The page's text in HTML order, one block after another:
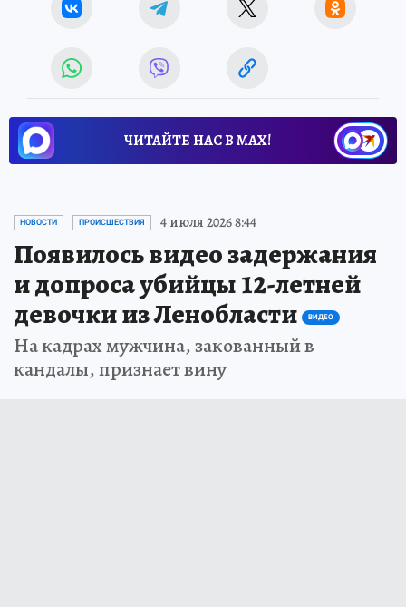
ЧИТАЙТЕ НАС В МАХ!
НОВОСТИ ПРОИСШЕСТВИЯ 4 июля 2026 8:44
Появилось видео задержания
и допроса убийцы 12-летней
девочки из Ленобласти
ВИДЕО
На кадрах мужчина, закованный в
кандалы, признает вину